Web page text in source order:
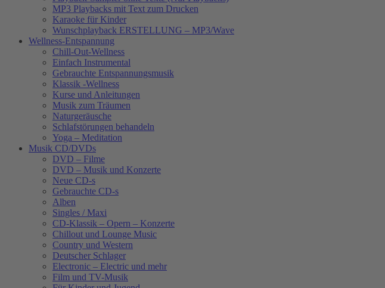
MP3 Playbacks mit Text zum Drucken
Karaoke für Kinder
Wunschplayback ERSTELLUNG – MP3/Wave
Wellness-Entspannung
Chill-Out-Wellness
Einfach Instrumental
Gebrauchte Entspannungsmusik
Klassik -Wellness
Kurse und Anleitungen
Musik zum Träumen
Naturgeräusche
Schlafstörungen behandeln
Yoga – Meditation
Musik CD/DVDs
DVD – Filme
DVD – Musik und Konzerte
Neue CD-s
Gebrauchte CD-s
Alben
Singles / Maxi
CD-Klassik – Opern – Konzerte
Chillout und Lounge Music
Country und Western
Deutscher Schlager
Electronic – Electric und mehr
Film und TV-Musik